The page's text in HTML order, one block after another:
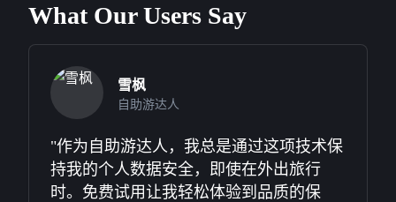
What Our Users Say
雪枫
自助游达人
"作为自助游达人，我总是通过这项技术保
持我的个人数据安全，即使在外出旅行
时。免费试用让我轻松体验到品质的保